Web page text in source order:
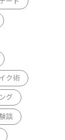
ク術
グ
談